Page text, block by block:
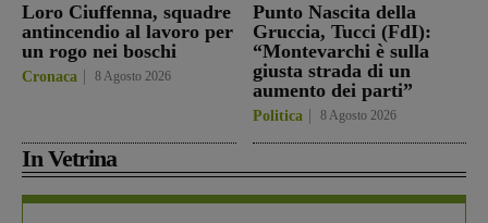
Loro Ciuffenna, squadre
antincendio al lavoro per
un rogo nei boschi
Cronaca 8 Agosto 2026
Punto Nascita della
Gruccia, Tucci (FdI):
“Montevarchi è sulla
giusta strada di un
aumento dei parti”
Politica 8 Agosto 2026
In Vetrina